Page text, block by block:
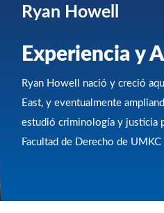
Ryan Howell
Experiencia y
Ryan Howell nació y creció
East, y eventualmente
estudió criminología y justicia
Facultad de Derecho de